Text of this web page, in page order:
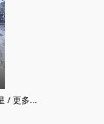
/ 更多...